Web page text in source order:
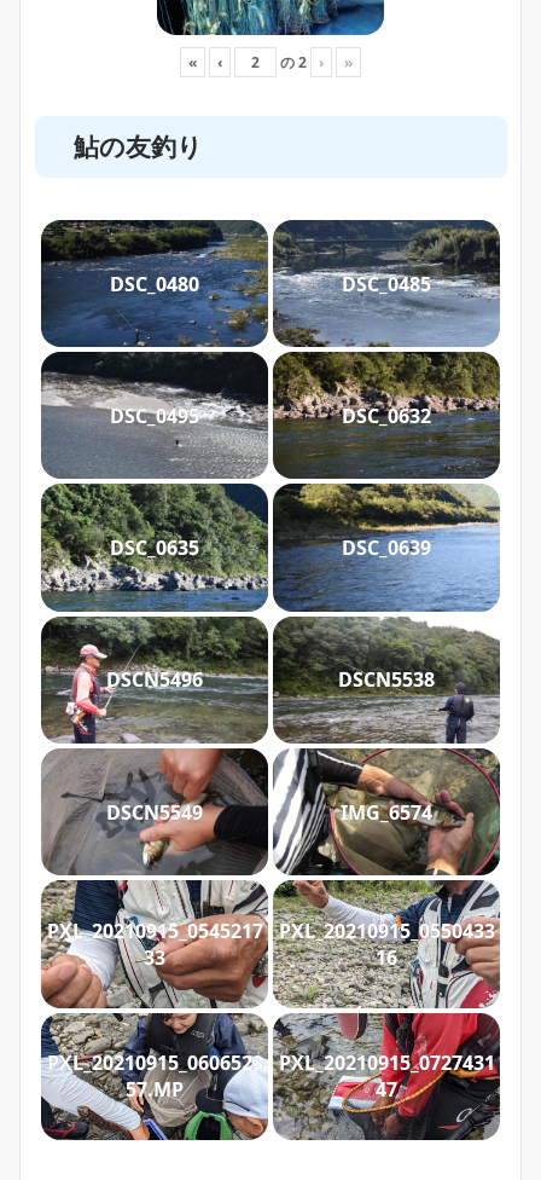
« ‹ の2 › »
鮎の友釣り
DSC_0480 DSC_0485
DSC_0495 DSC_0632
DSC_0635 DSC_0639
DSCN5496 DSCN5538
DSCN5549 IMG_6574
PXL_20210915_0545217
33
PXL_20210915_0550433
16
PXL_20210915_0606523
57.MP
PXL_20210915_0727431
47